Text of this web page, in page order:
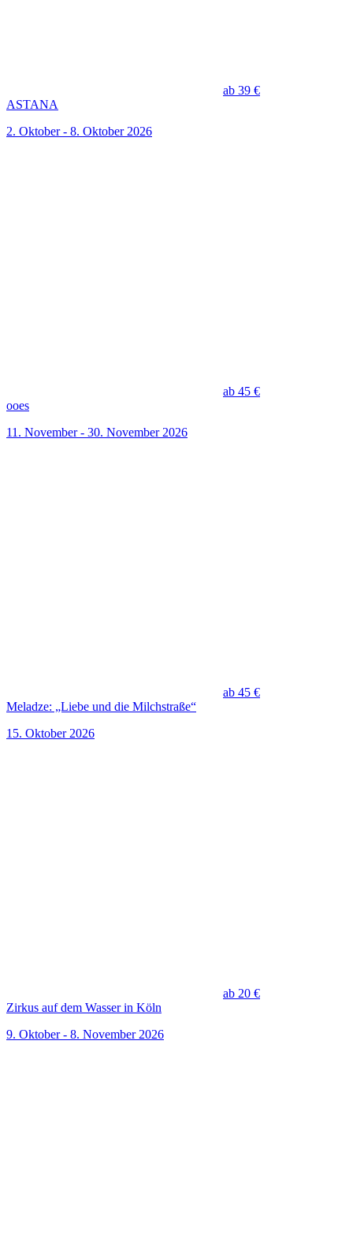
ab 39 €
ASTANA
2. Oktober - 8. Oktober 2026
ab 45 €
ooes
11. November - 30. November 2026
ab 45 €
Meladze: „Liebe und die Milchstraße“
15. Oktober 2026
ab 20 €
Zirkus auf dem Wasser in Köln
9. Oktober - 8. November 2026